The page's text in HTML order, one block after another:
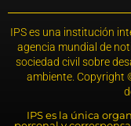
IPS es una institución
agencia mundial de
sociedad civil sobre
ambiente. Copyright
IPS es la única